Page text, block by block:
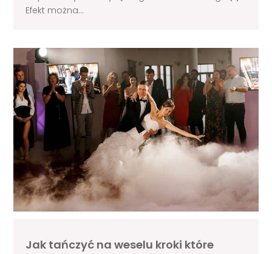
Efekt można...
Jak tańczyć na weselu kroki które